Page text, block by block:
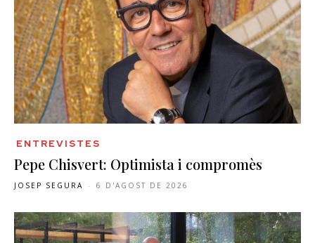
ENTREVISTES
Pepe Chisvert: Optimista i compromès
JOSEP SEGURA - 6 D'AGOST DE 2026